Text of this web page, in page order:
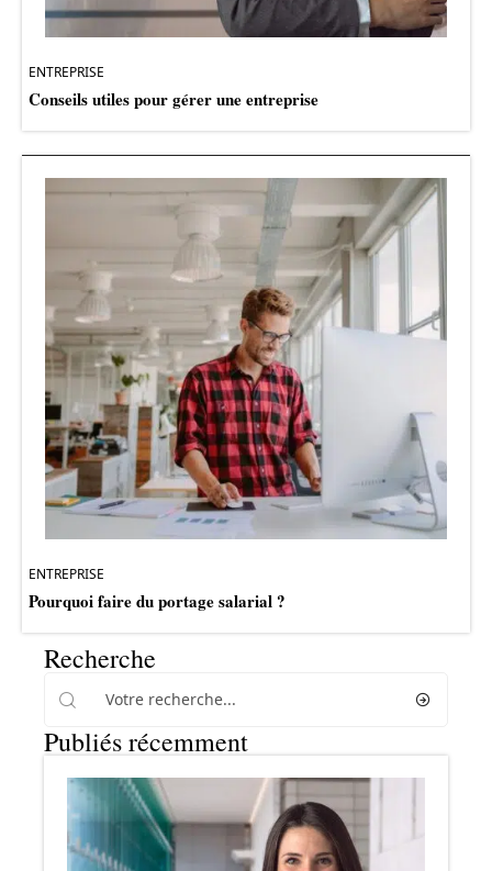
ENTREPRISE
Conseils utiles pour gérer une entreprise
ENTREPRISE
Pourquoi faire du portage salarial ?
Recherche
Publiés récemment